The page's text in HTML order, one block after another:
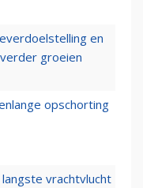
en
groeien
opschorting
vrachtvlucht